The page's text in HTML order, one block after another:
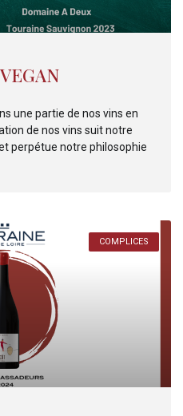
une partie de nos vins en
de nos vins suit notre
perpétue notre philosophie
COMPLICES